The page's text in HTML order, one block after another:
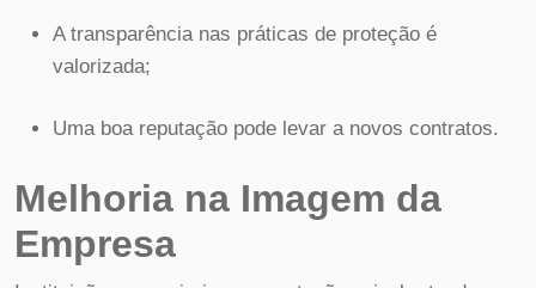
A transparência nas práticas de proteção é
valorizada;
Uma boa reputação pode levar a novos contratos.
Melhoria na Imagem da
Empresa